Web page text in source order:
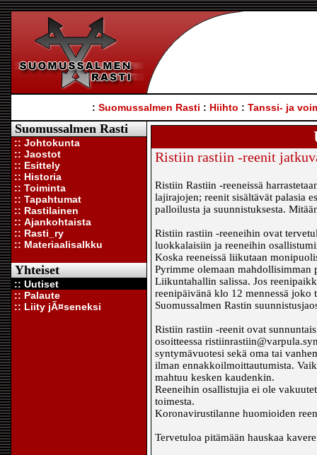
: Suomussalmen Rasti : Hiihto : Tanssi- ja
Suomussalmen Rasti
:: Johtokunta
:: Jaostot
:: Esittely
:: Historia
:: Toiminta
:: Tapahtumat
:: Rastilainen
:: Ajankohtaista
:: Rasti_ry
:: Materiaalisalkku
Yhteiset
:: Uutiset
:: Palaute
:: Liity jÃ¤seneksi
Ristiin rastiin -reenit
Ristiin Rastiin -reeneissä
lajirajojen; reenit sisältävät palasia
palloilusta ja suunnistuksesta.
Ristiin rastiin -reeneihin ovat
luokkalaisiin ja reeneihin
Koska reeneissä liikutaan
Pyrimme olemaan mahdollisimman
Liikuntahallin salissa. Jos
reenipäivänä klo 12 mennessä
Suomussalmen Rastin
Ristiin rastiin -reenit ovat
osoitteessa
syntymävuotesi sekä oma tai
ilman ennakkoilmoittautumista.
mahtuu kesken kaudenkin.
Reeneihin osallistujia ei ole
toimesta.
Koronavirustilanne huomioiden
Tervetuloa pitämään hauskaa